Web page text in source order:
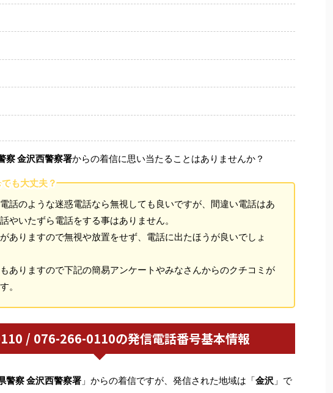
察 金沢西警察署からの着信に思い当たることはありませんか？
も大丈夫？
話のような迷惑電話なら無視しても良いですが、間違い電話はあ
やいたずら電話をする事はありません。
ありますので無視や放置をせず、電話に出たほうが良いでしょ
ありますので下記の簡易アンケートやみなさんからのクチコミが
。
/ 076-266-0110の発信電話番号基本情報
警察 金沢西警察署 」からの着信ですが、発信された地域は「金沢 」で